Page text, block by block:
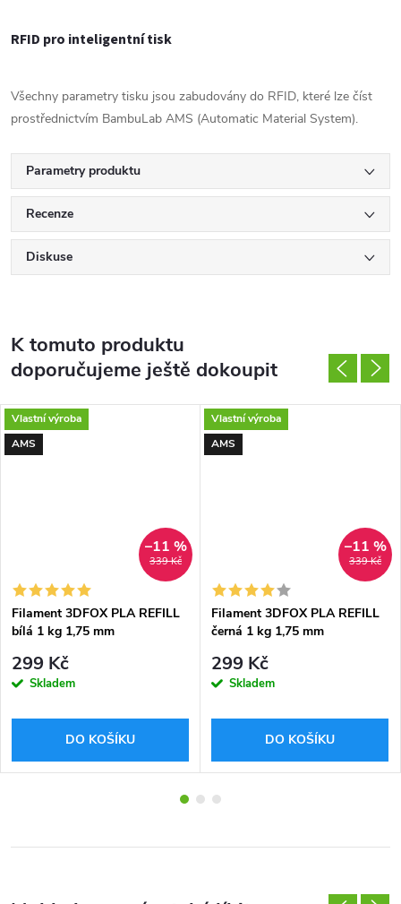
RFID pro inteligentní tisk
Všechny parametry tisku jsou zabudovány do RFID, které lze číst
prostřednictvím BambuLab AMS (Automatic Material System).
Parametry produktu
Recenze
Diskuse
K tomuto produktu
doporučujeme ještě dokoupit
Vlastní výroba
AMS
339 Kč
–11 %
Filament 3DFOX PLA REFILL
bílá 1 kg 1,75 mm
299 Kč
Skladem
DO KOŠÍKU
Vlastní výroba
AMS
339 Kč
–11 %
Filament 3DFOX PLA REFILL
černá 1 kg 1,75 mm
299 Kč
Skladem
DO KOŠÍKU